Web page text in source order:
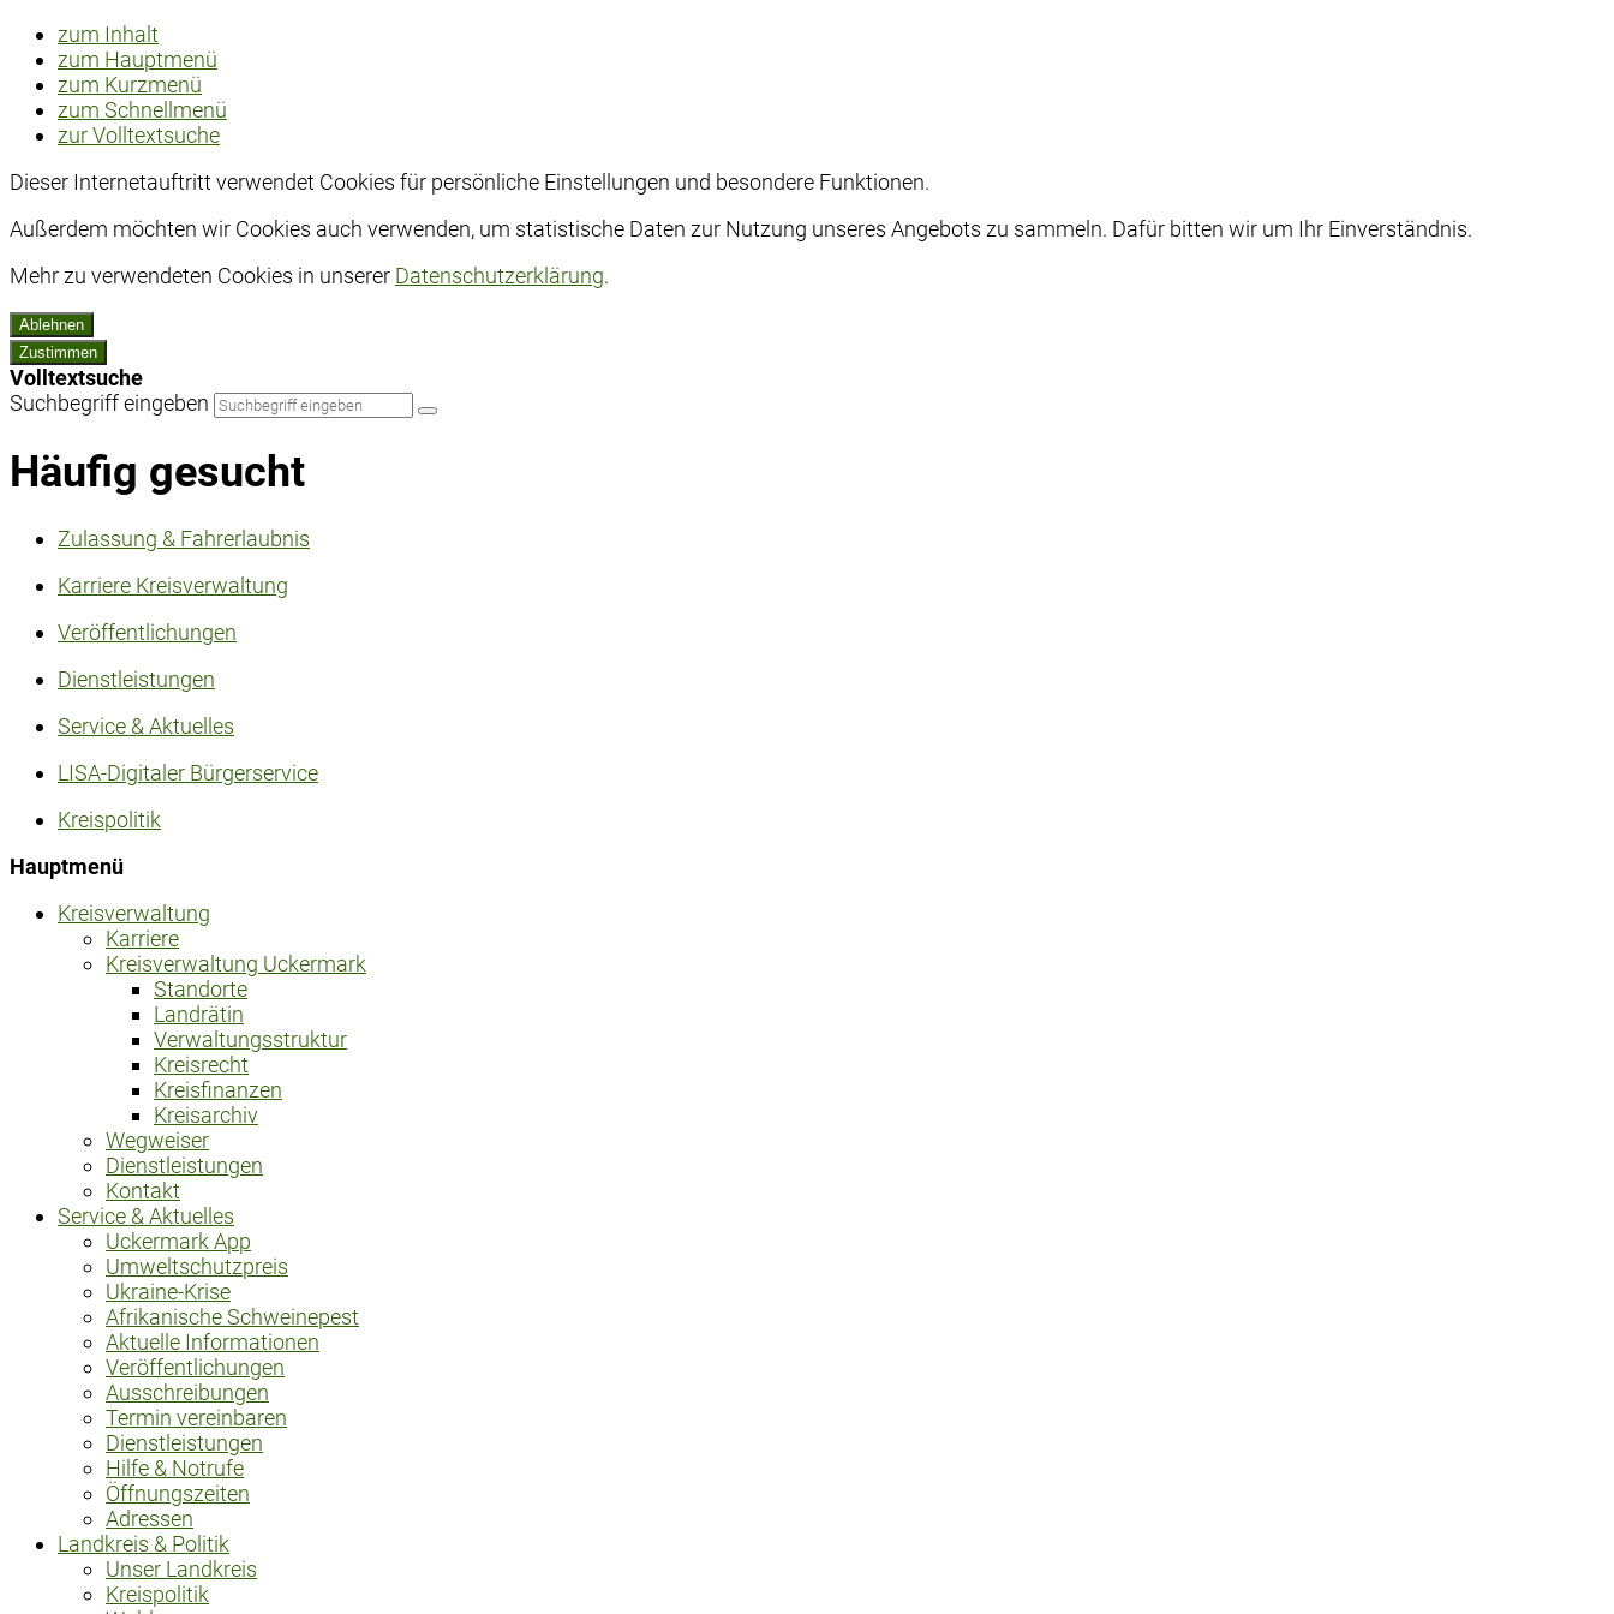
zum Inhalt
zum Hauptmenü
zum Kurzmenü
zum Schnellmenü
zur Volltextsuche
Dieser Internetauftritt verwendet Cookies für persönliche Einstellungen und besondere Funktionen.
Außerdem möchten wir Cookies auch verwenden, um statistische Daten zur Nutzung unseres Angebots zu sammeln. Dafür bitten wir um Ihr Einverständnis.
Mehr zu verwendeten Cookies in unserer Datenschutzerklärung.
Ablehnen
Zustimmen
Volltextsuche
Suchbegriff eingeben
Häufig gesucht
Zulassung & Fahrerlaubnis
Karriere Kreisverwaltung
Veröffentlichungen
Dienstleistungen
Service & Aktuelles
LISA-Digitaler Bürgerservice
Kreispolitik
Hauptmenü
Kreisverwaltung
Karriere
Kreisverwaltung Uckermark
Standorte
Landrätin
Verwaltungsstruktur
Kreisrecht
Kreisfinanzen
Kreisarchiv
Wegweiser
Dienstleistungen
Kontakt
Service & Aktuelles
Uckermark App
Umweltschutzpreis
Ukraine-Krise
Afrikanische Schweinepest
Aktuelle Informationen
Veröffentlichungen
Ausschreibungen
Termin vereinbaren
Dienstleistungen
Hilfe & Notrufe
Öffnungszeiten
Adressen
Landkreis & Politik
Unser Landkreis
Kreispolitik